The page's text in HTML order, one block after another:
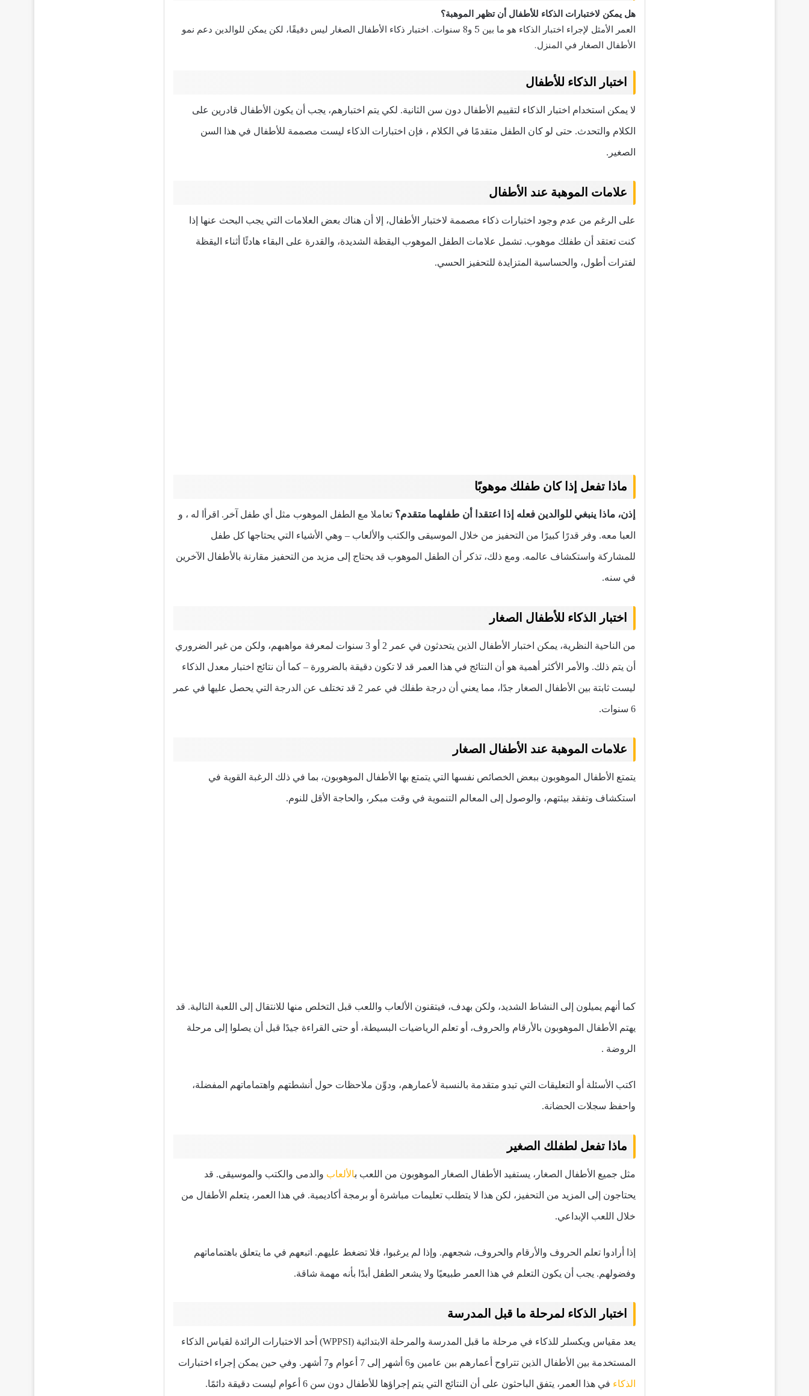
هل يمكن لاختبارات الذكاء للأطفال أن تظهر الموهبة؟
العمر الأمثل لإجراء اختبار الذكاء هو ما بين 5 و8 سنوات. اختبار ذكاء الأطفال الصغار ليس دقيقًا، لكن يمكن للوالدين دعم نمو
الأطفال الصغار في المنزل.
اختبار الذكاء للأطفال
لا يمكن استخدام اختبار الذكاء لتقييم الأطفال دون سن الثانية. لكي يتم اختبارهم، يجب أن يكون الأطفال قادرين على
الكلام والتحدث. حتى لو كان الطفل متقدمًا في الكلام ، فإن اختبارات الذكاء ليست مصممة للأطفال في هذا السن
الصغير.
علامات الموهبة عند الأطفال
على الرغم من عدم وجود اختبارات ذكاء مصممة لاختبار الأطفال، إلا أن هناك بعض العلامات التي يجب البحث عنها إذا
كنت تعتقد أن طفلك موهوب. تشمل علامات الطفل الموهوب اليقظة الشديدة، والقدرة على البقاء هادئًا أثناء اليقظة
لفترات أطول، والحساسية المتزايدة للتحفيز الحسي.
ماذا تفعل إذا كان طفلك موهوبًا
إذن، ماذا ينبغي للوالدين فعله إذا اعتقدا أن طفلهما متقدم؟ تعاملا مع الطفل الموهوب مثل أي طفل آخر. اقرأا له ، و
العبا معه. وفر قدرًا كبيرًا من التحفيز من خلال الموسيقى والكتب والألعاب – وهي الأشياء التي يحتاجها كل طفل
للمشاركة واستكشاف عالمه. ومع ذلك، تذكر أن الطفل الموهوب قد يحتاج إلى مزيد من التحفيز مقارنة بالأطفال الآخرين
في سنه.
اختبار الذكاء للأطفال الصغار
من الناحية النظرية، يمكن اختبار الأطفال الذين يتحدثون في عمر 2 أو 3 سنوات لمعرفة مواهبهم، ولكن من غير الضروري
أن يتم ذلك. والأمر الأكثر أهمية هو أن النتائج في هذا العمر قد لا تكون دقيقة بالضرورة – كما أن نتائج اختبار معدل الذكاء
ليست ثابتة بين الأطفال الصغار جدًا، مما يعني أن درجة طفلك في عمر 2 قد تختلف عن الدرجة التي يحصل عليها في عمر
6 سنوات.
علامات الموهبة عند الأطفال الصغار
يتمتع الأطفال الموهوبون ببعض الخصائص نفسها التي يتمتع بها الأطفال الموهوبون، بما في ذلك الرغبة القوية في
استكشاف وتفقد بيئتهم، والوصول إلى المعالم التنموية في وقت مبكر، والحاجة الأقل للنوم.
كما أنهم يميلون إلى النشاط الشديد، ولكن بهدف، فيتقنون الألعاب واللعب قبل التخلص منها للانتقال إلى اللعبة التالية. قد
يهتم الأطفال الموهوبون بالأرقام والحروف، أو تعلم الرياضيات البسيطة، أو حتى القراءة جيدًا قبل أن يصلوا إلى مرحلة
الروضة .
اكتب الأسئلة أو التعليقات التي تبدو متقدمة بالنسبة لأعمارهم، ودوِّن ملاحظات حول أنشطتهم واهتماماتهم المفضلة،
واحفظ سجلات الحضانة.
ماذا تفعل لطفلك الصغير
مثل جميع الأطفال الصغار، يستفيد الأطفال الصغار الموهوبون من اللعب بالألعاب والدمى والكتب والموسيقى. قد
يحتاجون إلى المزيد من التحفيز، لكن هذا لا يتطلب تعليمات مباشرة أو برمجة أكاديمية. في هذا العمر، يتعلم الأطفال من
خلال اللعب الإبداعي.
إذا أرادوا تعلم الحروف والأرقام والحروف، شجعهم. وإذا لم يرغبوا، فلا تضغط عليهم. اتبعهم في ما يتعلق باهتماماتهم
وفضولهم. يجب أن يكون التعلم في هذا العمر طبيعيًا ولا يشعر الطفل أبدًا بأنه مهمة شاقة.
اختبار الذكاء لمرحلة ما قبل المدرسة
يعد مقياس ويكسلر للذكاء في مرحلة ما قبل المدرسة والمرحلة الابتدائية (WPPSI) أحد الاختبارات الرائدة لقياس الذكاء
المستخدمة بين الأطفال الذين تتراوح أعمارهم بين عامين و6 أشهر إلى 7 أعوام و7 أشهر. وفي حين يمكن إجراء اختبارات
الذكاء في هذا العمر، يتفق الباحثون على أن النتائج التي يتم إجراؤها للأطفال دون سن 6 أعوام ليست دقيقة دائمًا.